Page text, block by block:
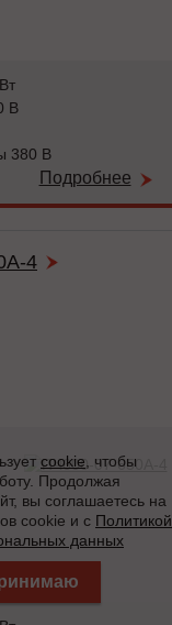
В
380 В
Подробнее
4
cookie , чтобы
Продолжая
вы соглашаетесь на
cookie и с Политикой
данных